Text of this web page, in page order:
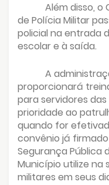
Além disso, o
de Polícia Militar
policial na entrada
escolar e à saída.
A
proporcionará
para servidores
prioridade ao
quando for
convênio já
Segurança Pública
Município utilize na
militares em seus